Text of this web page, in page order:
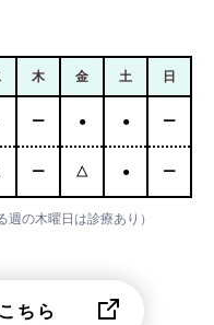
木 金 土 日
ー ● ● ー
ー △ ● ー
の木曜日は診療あり）
ちら